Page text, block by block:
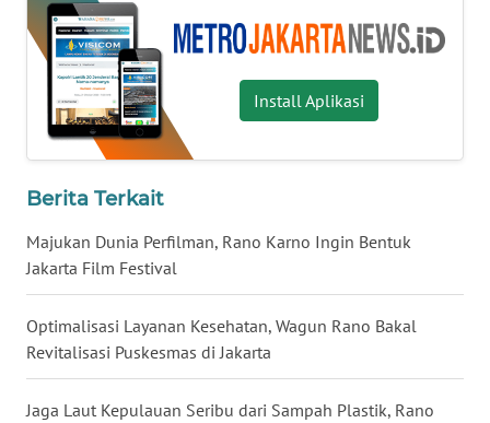
Install Aplikasi
Berita Terkait
Majukan Dunia Perfilman, Rano Karno Ingin Bentuk
Jakarta Film Festival
Optimalisasi Layanan Kesehatan, Wagun Rano Bakal
Revitalisasi Puskesmas di Jakarta
Jaga Laut Kepulauan Seribu dari Sampah Plastik, Rano
WN
KALTARA
WN
KALSEL
KALTIM
WN
SULSEL
WN